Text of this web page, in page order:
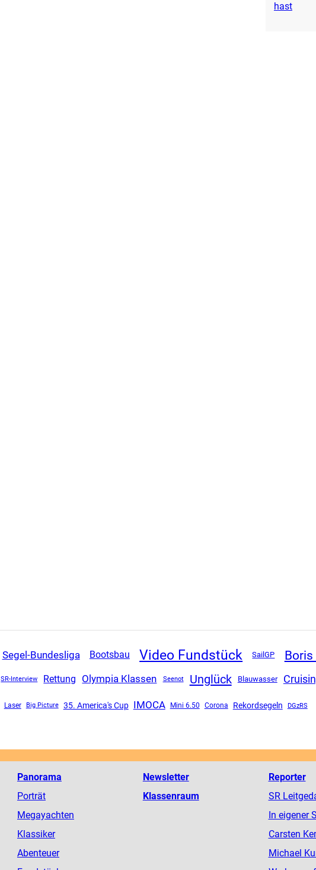
hast
Segel-Bundesliga Bootsbau Video Fundstück SailGP
SR-Interview Rettung Olympia Klassen Seenot Unglück Blauwasser
Laser Big Picture 35. America's Cup IMOCA Mini 6.50 Corona Rekordsegeln DGzRS
Panorama
Porträt
Megayachten
Klassiker
Abenteuer
Newsletter
Klassenraum
Reporter
SR
In eigener
Carsten
Michael